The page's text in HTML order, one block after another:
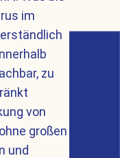
im
zu
von
großen
und